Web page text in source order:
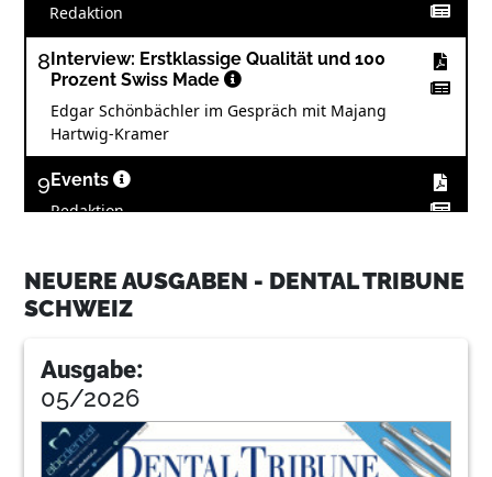
Redaktion
8 Interview: Erstklassige Qualität und 100
Prozent Swiss Made
Edgar Schönbächler im Gespräch mit Majang
Hartwig-Kramer
9 Events
Redaktion
– just endo it“
Dr. med. dent. Marcus Makowski, St. Moritz
11
Events
Redaktion
12Events: Fortbildung mit Meerblick
Redaktion
NEUERE AUSGABEN - DENTAL TRIBUNE
SCHWEIZ
Ausgabe:
05/2026